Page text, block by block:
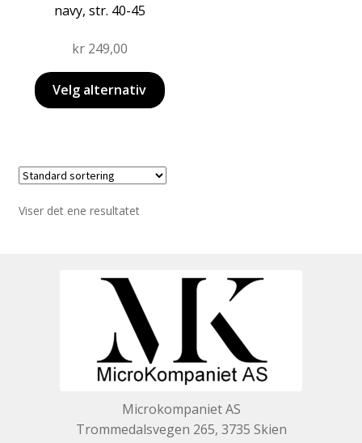
navy, str. 40-45
kr249,00
Velg alternativ
Viser det ene resultatet
Microkompaniet AS
Trommedalsvegen 265, 3735 Skien